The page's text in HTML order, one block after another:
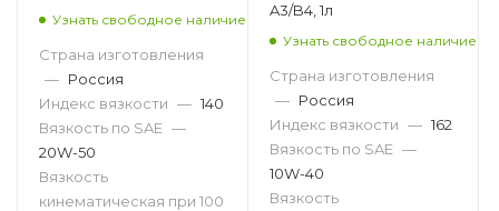
Узнать свободное наличие
Страна изготовления
— Россия
Индекс вязкости — 140
Вязкость по SAE —
20W-50
Вязкость
кинематическая при 100
A3/B4, 1л
Узнать свободное наличие
Страна изготовления
— Россия
Индекс вязкости — 162
Вязкость по SAE —
10W-40
Вязкость